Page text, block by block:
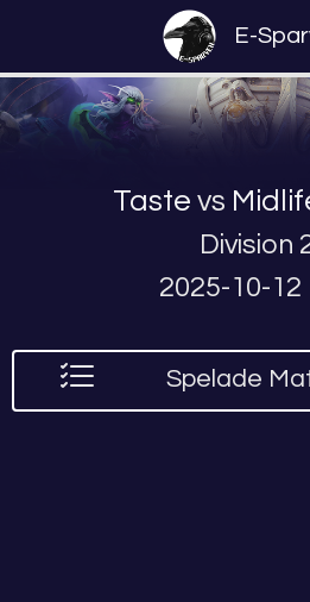
E-
Taste vs
Division
2025-10-12
Spelade